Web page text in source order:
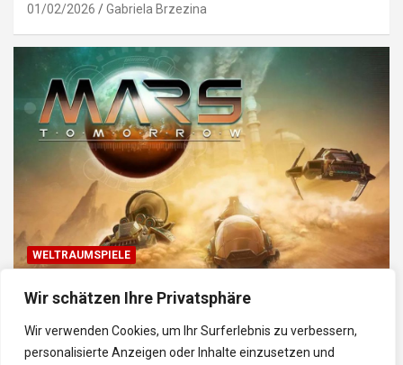
Wir schätzen Ihre Privatsphäre
Wir verwenden Cookies, um Ihr Surferlebnis zu verbessern,
personalisierte Anzeigen oder Inhalte einzusetzen und
01/02/2026 Gabriela Brzezina
WELTRAUMSPIELE
Top Weltraum-Browser-Spiele: Erkunde, baue